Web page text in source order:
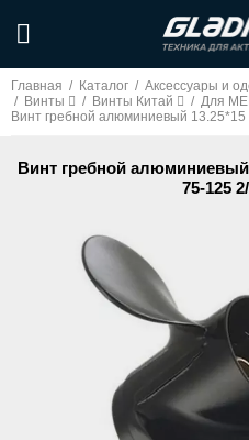
Главная / Каталог / Аксессуары и
/ Винты / Винты Китай / Для
Винт гребной алюминиевый 13.25*15
Винт гребной алюминиевый
75-125